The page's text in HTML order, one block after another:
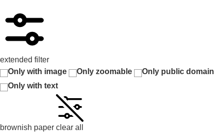
extended filter
Only with image
Only zoomable
Only public domain
Only with text
brownish paper clear all